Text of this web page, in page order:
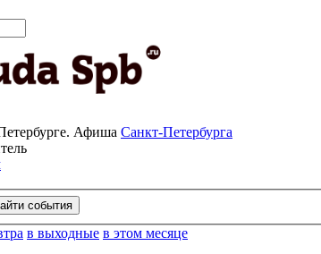
Афиша Санкт-Петербурга
в выходные в этом месяце